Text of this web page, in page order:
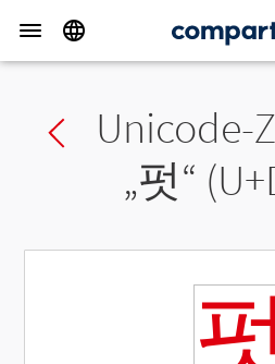
Previous char
Unicode-
„펏“